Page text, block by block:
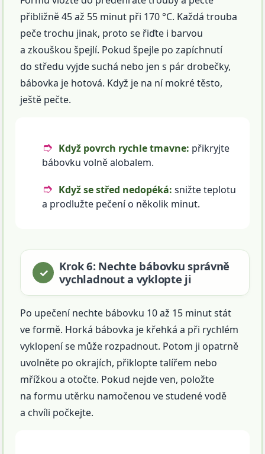
přibližně 45 až 55 minut při 170 °C. Každá trouba
peče trochu jinak, proto se řiďte i barvou
a zkouškou špejlí. Pokud špejle po zapíchnutí
do středu vyjde suchá nebo jen s pár drobečky,
bábovka je hotová. Když je na ní mokré těsto,
ještě pečte.
Když povrch rychle tmavne: přikryjte
bábovku volně alobalem.
Když se střed nedopéká: snižte teplotu
a prodlužte pečení o několik minut.
Krok 6: Nechte bábovku správně
vychladnout a vyklopte ji
Po upečení nechte bábovku 10 až 15 minut stát
ve formě. Horká bábovka je křehká a při rychlém
vyklopení se může rozpadnout. Potom ji opatrně
uvolněte po okrajích, přiklopte talířem nebo
mřížkou a otočte. Pokud nejde ven, položte
na formu utěrku namočenou ve studené vodě
a chvíli počkejte.